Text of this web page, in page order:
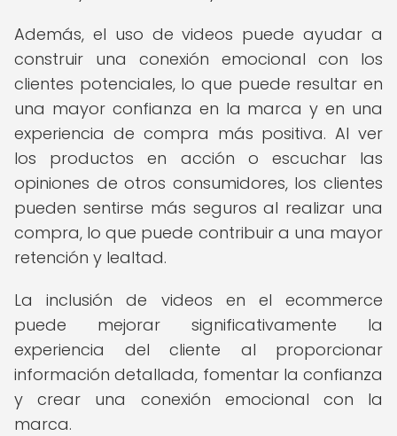
Además, el uso de videos puede ayudar a
construir una conexión emocional con los
clientes potenciales, lo que puede resultar en
una mayor confianza en la marca y en una
experiencia de compra más positiva. Al ver
los productos en acción o escuchar las
opiniones de otros consumidores, los clientes
pueden sentirse más seguros al realizar una
compra, lo que puede contribuir a una mayor
retención y lealtad.
La inclusión de videos en el ecommerce
puede mejorar significativamente la
experiencia del cliente al proporcionar
información detallada, fomentar la confianza
y crear una conexión emocional con la
marca.